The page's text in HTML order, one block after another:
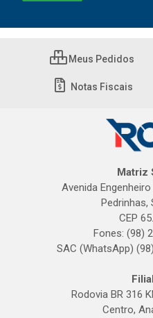
Meus Pedidos
Notas Fiscais
Matriz
Avenida
Pedrinhas,
CEP
Fones: (98)
SAC (WhatsApp)
Rodovia BR 316
Centro,